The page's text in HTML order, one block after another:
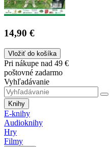
14,90 €
Vložiť do košíka
Pri nákupe nad 49 €
poštovné zadarmo
Vyhľadávanie
Knihy
E-knihy
Audioknihy
Hry
Filmy